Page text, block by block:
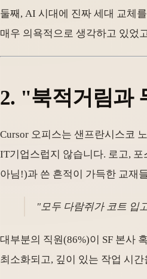
둘째, AI 시대에 진짜 세대 교체
매우 의욕적으로 생각하고 있었
2. "북적거림과
Cursor 오피스는 샌프란시스코
IT기업스럽지 않습니다. 로고,
아님!)과 쓴 흔적이 가득한 교재
"모두 다람쥐가 코트 입
대부분의 직원(86%)이 SF 본사
최소화되고, 깊이 있는 작업 시